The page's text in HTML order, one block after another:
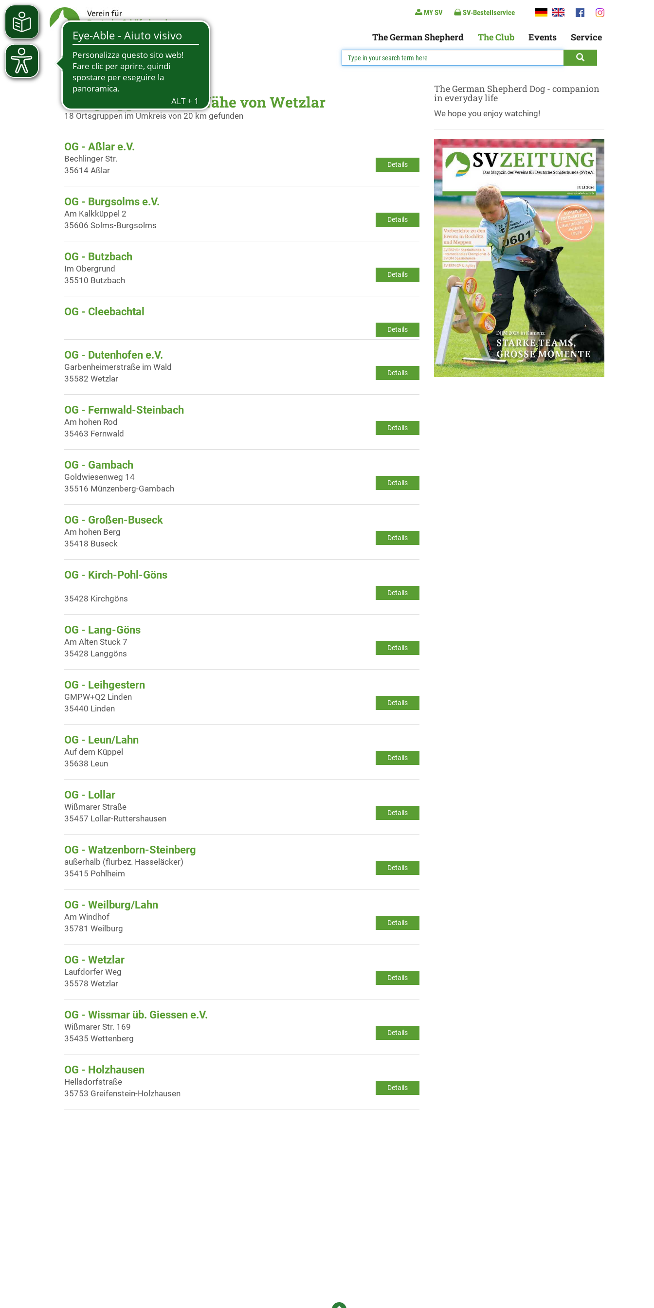
MY SV SV-Bestellservice
The German Shepherd The Club Events Service
Ortsgruppen in der Nähe von Wetzlar
18 Ortsgruppen im Umkreis von 20 km gefunden
OG - Aßlar e.V.
Details
Bechlinger Str.
35614 Aßlar
OG - Burgsolms e.V.
Details
Am Kalkküppel 2
35606 Solms-Burgsolms
OG - Butzbach
Details
Im Obergrund
35510 Butzbach
OG - Cleebachtal
Details
OG - Dutenhofen e.V.
Details
Garbenheimerstraße im Wald
35582 Wetzlar
OG - Fernwald-Steinbach
Details
Am hohen Rod
35463 Fernwald
OG - Gambach
Details
Goldwiesenweg 14
35516 Münzenberg-Gambach
OG - Großen-Buseck
Details
Am hohen Berg
35418 Buseck
OG - Kirch-Pohl-Göns
Details
35428 Kirchgöns
OG - Lang-Göns
Details
Am Alten Stuck 7
35428 Langgöns
OG - Leihgestern
Details
GMPW+Q2 Linden
35440 Linden
OG - Leun/Lahn
Details
Auf dem Küppel
35638 Leun
OG - Lollar
Details
Wißmarer Straße
35457 Lollar-Ruttershausen
OG - Watzenborn-Steinberg
Details
außerhalb (flurbez. Hasseläcker)
35415 Pohlheim
OG - Weilburg/Lahn
Details
Am Windhof
35781 Weilburg
OG - Wetzlar
Details
Laufdorfer Weg
35578 Wetzlar
OG - Wissmar üb. Giessen e.V.
Details
Wißmarer Str. 169
35435 Wettenberg
OG - Holzhausen
Details
Hellsdorfstraße
35753 Greifenstein-Holzhausen
The German Shepherd Dog - companion
in everyday life
We hope you enjoy watching!